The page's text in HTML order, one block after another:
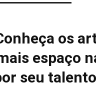
os
espaço
seu